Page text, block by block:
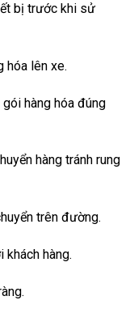
bị trước khi sử
hóa lên xe.
hàng hóa đúng
hàng tránh rung
trên đường.
khách hàng.